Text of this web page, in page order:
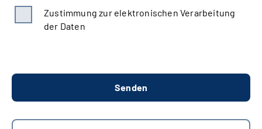
Zustimmung zur elektronischen Verarbeitung
der Daten